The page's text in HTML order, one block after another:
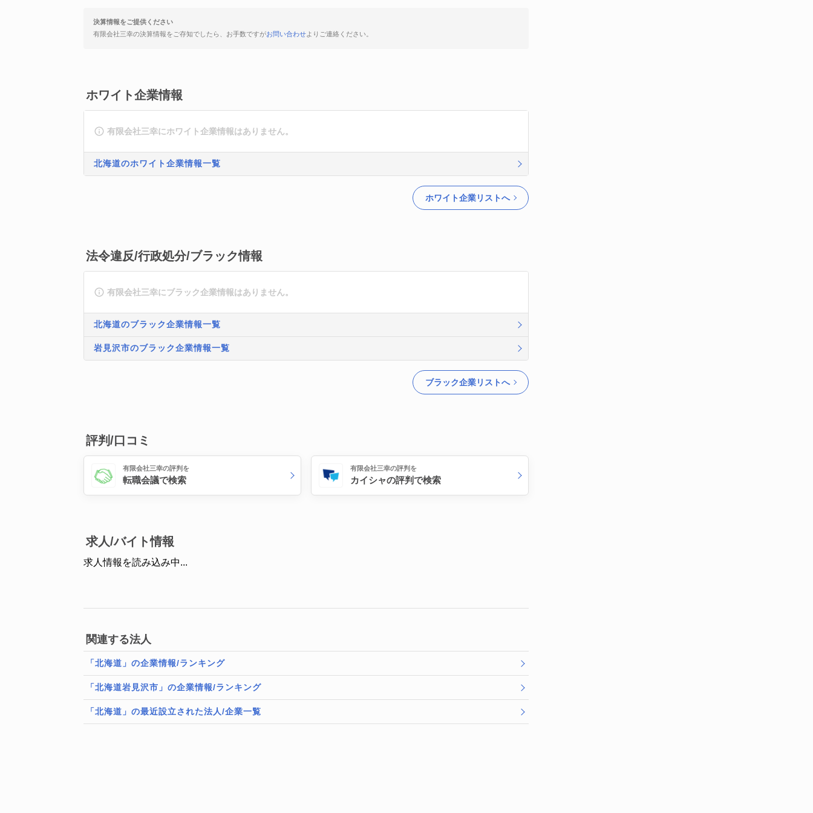
決算情報をご提供ください
有限会社三幸の決算情報をご存知でしたら、お手数ですがお問い合わせよりご連絡ください。
ホワイト企業情報
有限会社三幸にホワイト企業情報はありません。
北海道のホワイト企業情報一覧
ホワイト企業リストへ
法令違反/行政処分/ブラック情報
有限会社三幸にブラック企業情報はありません。
北海道のブラック企業情報一覧
岩見沢市のブラック企業情報一覧
ブラック企業リストへ
評判/口コミ
有限会社三幸の評判を
転職会議で検索
有限会社三幸の評判を
カイシャの評判で検索
求人/バイト情報
求人情報を読み込み中...
関連する法人
「北海道」の企業情報/ランキング
「北海道岩見沢市」の企業情報/ランキング
「北海道」の最近設立された法人/企業一覧